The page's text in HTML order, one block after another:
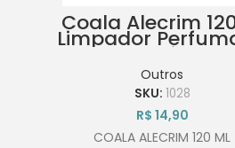
Coala Alecrim
Limpador
de Ambientes
Outros
SKU: 1028
R$ 14,90
COALA ALECRIM 120 ML